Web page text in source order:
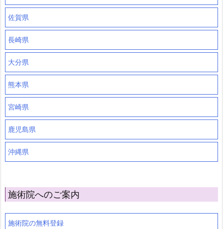
佐賀県
長崎県
大分県
熊本県
宮崎県
鹿児島県
沖縄県
施術院へのご案内
施術院の無料登録